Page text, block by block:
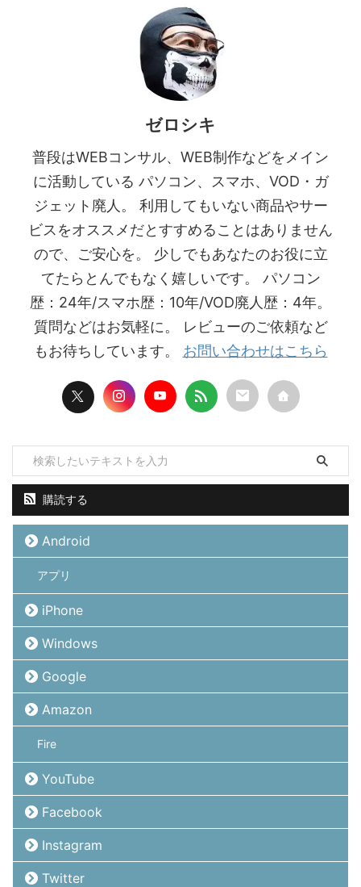
ゼロシキ
普段はWEBコンサル、WEB制作などをメイン
に活動している パソコン、スマホ、VOD・ガ
ジェット廃人。 利用してもいない商品やサー
ビスをオススメだとすすめることはありません
ので、ご安心を。 少しでもあなたのお役に立
てたらとんでもなく嬉しいです。 パソコン
歴：24年/スマホ歴：10年/VOD廃人歴：4年。
質問などはお気軽に。 レビューのご依頼など
もお待ちしています。 お問い合わせはこちら
購読する
Android
アプリ
iPhone
Windows
Google
Amazon
Fire
YouTube
Facebook
Instagram
Twitter